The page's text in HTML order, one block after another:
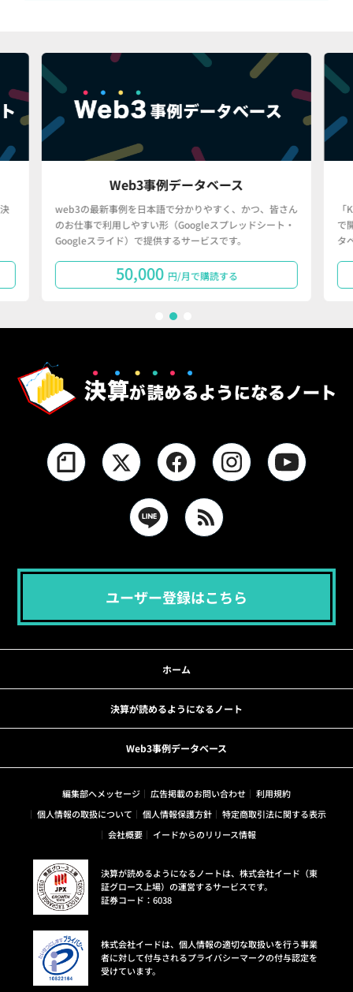
Web3事例データベース
web3の最新事例を日本語で分かりやすく、かつ、皆さん
のお仕事で利用しやすい形（Googleスプレッドシート・
Googleスライド）で提供するサービスです。
50,000 円/月で購読する
で
タ
ユーザー登録はこちら
ホーム
決算が読めるようになるノート
Web3事例データベース
編集部へメッセージ 広告掲載のお問い合わせ
利用規約
個人情報の取扱について
個人情報保護方針
特定商取引法に関する表示
会社概要
イードからのリリース情報
決算が読めるようになるノートは、株式会社イード（東
証グロース上場）の運営するサービスです。
証券コード：6038
株式会社イードは、個人情報の適切な取扱いを行う事業
者に対して付与されるプライバシーマークの付与認定を
受けています。